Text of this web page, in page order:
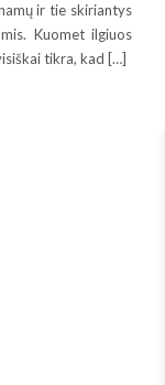
ir tie skiriantys
Kuomet ilgiuos
tikra, kad […]